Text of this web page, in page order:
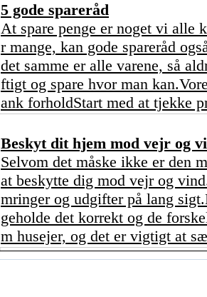
5 gode spareråd
At spare penge er noget vi alle
r mange, kan gode spareråd
det samme er alle varene, så
ftigt og spare hvor man
ank forholdStart med at tjekke
Beskyt dit hjem mod vejr og
Selvom det måske ikke er den
at beskytte dig mod vejr og
mringer og udgifter på lang
geholde det korrekt og de
m husejer, og det er vigtigt at